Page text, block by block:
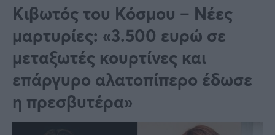
Πολιτική
Τράπεζες
Επιδοτήσεις
ΕΣΠΑ
Κόσμος
Lifestyle
Αθλητικά
Κιβωτός του Κόσμου – Νέες
μαρτυρίες: «3.500 ευρώ σε
μεταξωτές κουρτίνες και
επάργυρο αλατοπίπερο έδωσε
η πρεσβυτέρα»